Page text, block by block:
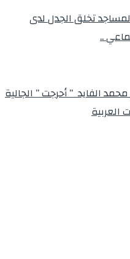
تخلق الجدل لدى
..
الفايد ” أحرجت ” الجالية
العربية